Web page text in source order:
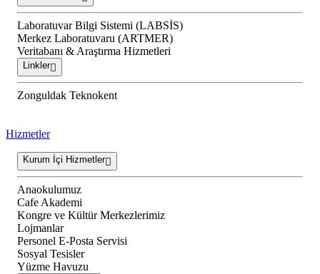
Laboratuvar Bilgi Sistemi (LABSİS)
Merkez Laboratuvaru (ARTMER)
Veritabanı & Araştırma Hizmetleri
Linkler
Zonguldak Teknokent
Hizmetler
Kurum İçi Hizmetler
Anaokulumuz
Cafe Akademi
Kongre ve Kültür Merkezlerimiz
Lojmanlar
Personel E-Posta Servisi
Sosyal Tesisler
Yüzme Havuzu